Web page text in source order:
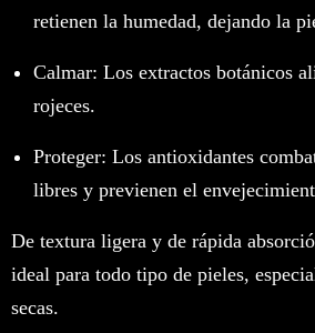
retienen la humedad, dejando la
Calmar: Los extractos botánicos
rojeces.
Proteger: Los antioxidantes
libres y previenen el
De textura ligera y de rápida
ideal para todo tipo de pieles,
secas.